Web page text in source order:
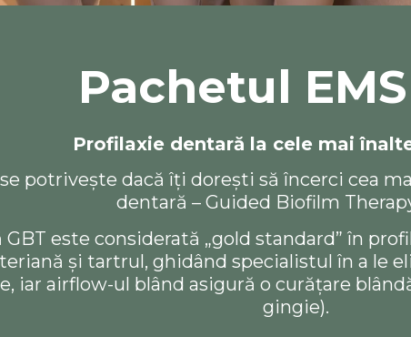
Pachetul
Profilaxie dentară la cele mai
potrivește dacă îți dorești să încerci cea
dentară – Guided Biofilm
este considerată „gold standard” în
și tartrul, ghidând specialistul în a le
iar airflow-ul blând asigură o curățare
gingie).